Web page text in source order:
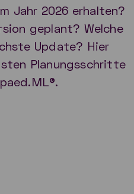
Jahr 2026 erhalten?
geplant? Welche
Update? Hier
Planungsschritte